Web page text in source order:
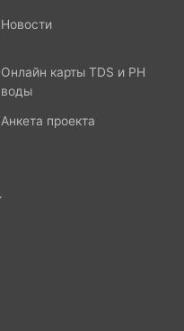
Новости
Онлайн карты TDS и PH
воды
Анкета проекта